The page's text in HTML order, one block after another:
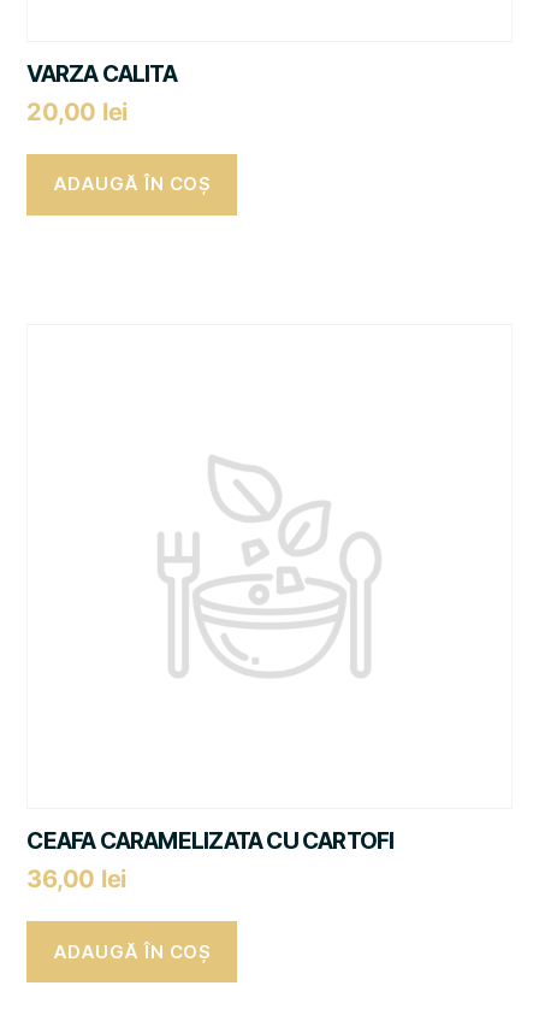
VARZA CALITA
20,00 lei
ADAUGĂ ÎN COȘ
CEAFA CARAMELIZATA CU CARTOFI
36,00 lei
ADAUGĂ ÎN COȘ